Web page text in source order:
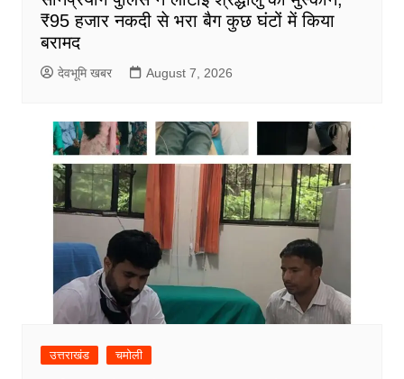
₹95 हजार नकदी से भरा बैग कुछ घंटों में किया
बरामद
देवभूमि खबर August 7, 2026
उत्तराखंड चमोली